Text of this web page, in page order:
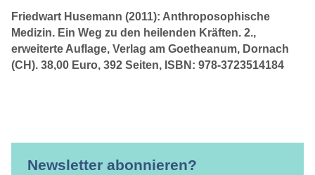
Friedwart Husemann (2011): Anthroposophische
Medizin. Ein Weg zu den heilenden Kräften. 2.,
erweiterte Auflage, Verlag am Goetheanum, Dornach
(CH). 38,00 Euro, 392 Seiten, ISBN: 978-3723514184
Newsletter abonnieren?